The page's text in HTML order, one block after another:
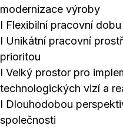
modernizace výroby
I Flexibilní pracovní dobu
I Unikátní pracovní
prioritou
I Velký prostor pro
technologických vizí a
I Dlouhodobou
společnosti